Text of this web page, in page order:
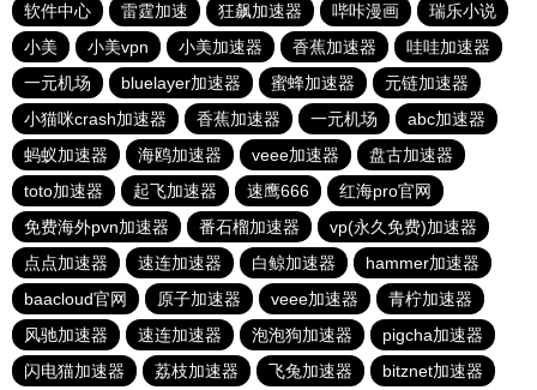
软件中心
雷霆加速 狂飙加速器 哔咔漫画
瑞乐小说
小美
小美vpn 小美加速器 香蕉加速器
哇哇加速器
一元机场
bluelayer加速器 蜜蜂加速器
元链加速器
小猫咪crash加速器
香蕉加速器 一元机场
abc加速器
蚂蚁加速器
海鸥加速器 veee加速器
盘古加速器
toto加速器
起飞加速器 速鹰666
红海pro官网
免费海外pvn加速器
番石榴加速器
vp(永久免费)加速器
点点加速器
速连加速器 白鲸加速器
hammer加速器
baacloud官网
原子加速器 veee加速器
青柠加速器
风驰加速器
速连加速器 泡泡狗加速器
pigcha加速器
闪电猫加速器
荔枝加速器 飞兔加速器 bitznet加速器